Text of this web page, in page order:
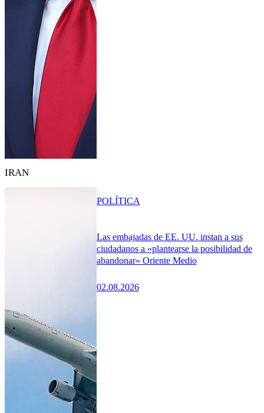
IRAN
Las embajadas de EE. UU. instan a sus
ciudadanos a «plantearse la posibilidad de
abandonar» Oriente Medio
02.08.2026
POLÍTICA